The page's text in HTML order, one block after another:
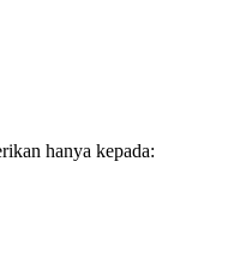
hanya kepada: